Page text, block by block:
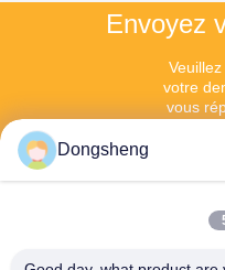
Envoyez
votre
vous
Dongsheng